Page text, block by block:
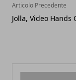
Articolo Precedente
Jolla, Video Hands